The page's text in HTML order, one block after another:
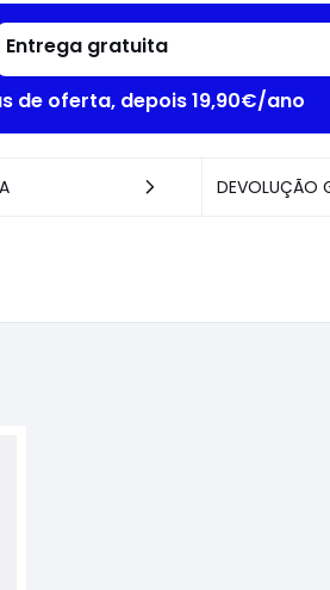
Entrega gratuita
de oferta, depois 19,90€/ano
DEVOLUÇÃO